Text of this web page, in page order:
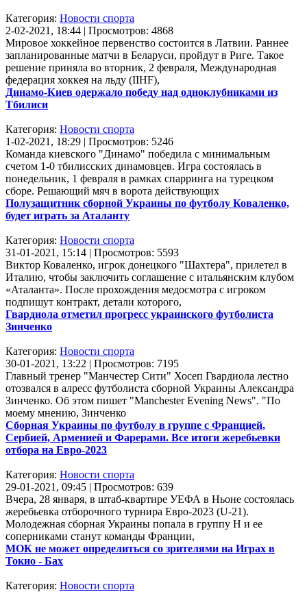
Категория: Новости спорта
2-02-2021, 18:44 | Просмотров: 4868
Мировое хоккейное первенство состоится в Латвии. Раннее
запланированные матчи в Беларуси, пройдут в Риге. Такое
решение приняла во вторник, 2 февраля, Международная
федерация хоккея на льду (IIHF),
Динамо-Киев одержало победу над одноклубниками из
Тбилиси
Категория: Новости спорта
1-02-2021, 18:29 | Просмотров: 5246
Команда киевского "Динамо" победила с минимальным
счетом 1-0 тбилисских динамовцев. Игра состоялась в
понедельник, 1 февраля в рамках спарринга на турецком
сборе. Решающий мяч в ворота действующих
Полузащитник сборной Украины по футболу Коваленко,
будет играть за Аталанту
Категория: Новости спорта
31-01-2021, 15:14 | Просмотров: 5593
Виктор Коваленко, игрок донецкого "Шахтера", прилетел в
Италию, чтобы заключить соглашение с итальянским клубом
«Аталанта». После прохождения медосмотра с игроком
подпишут контракт, детали которого,
Гвардиола отметил прогресс украинского футболиста
Зинченко
Категория: Новости спорта
30-01-2021, 13:22 | Просмотров: 7195
Главный тренер "Манчестер Сити" Хосеп Гвардиола лестно
отозвался в алресс футболиста сборной Украины Александра
Зинченко. Об этом пишет "Manchester Evening News". "По
моему мнению, Зинченко
Сборная Украины по футболу в группе с Францией,
Сербией, Арменией и Фарерами. Все итоги жеребьевки
отбора на Евро-2023
Категория: Новости спорта
29-01-2021, 09:45 | Просмотров: 639
Вчера, 28 января, в штаб-квартире УЕФА в Ньоне состоялась
жеребьевка отборочного турнира Евро-2023 (U-21).
Молодежная сборная Украины попала в группу Н и ее
соперниками станут команды Франции,
МОК не может определиться со зрителями на Играх в
Токио - Бах
Категория: Новости спорта